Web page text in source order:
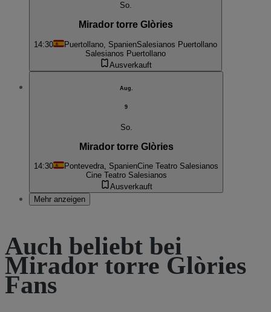
So.
Mirador torre Glòries
14:30 Puertollano, SpanienSalesianos Puertollano
Salesianos Puertollano
Ausverkauft
Aug.
9
So.
Mirador torre Glòries
14:30 Pontevedra, SpanienCine Teatro Salesianos
Cine Teatro Salesianos
Ausverkauft
Mehr anzeigen
Auch beliebt bei
Mirador torre Glòries
Fans